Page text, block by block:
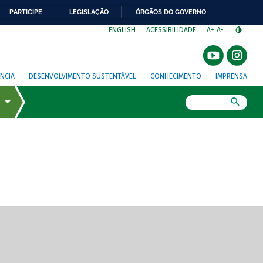
PARTICIPE LEGISLAÇÃO ÓRGÃOS DO GOVERNO
ENGLISH ACESSIBILIDADE A+ A-
DESENVOLVIMENTO SUSTENTÁVEL CONHECIMENTO IMPRENSA
de tela